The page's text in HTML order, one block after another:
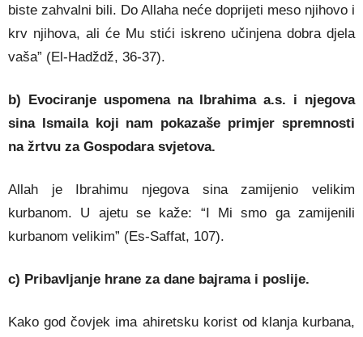
biste zahvalni bili. Do Allaha neće doprijeti meso njihovo i
krv njihova, ali će Mu stići iskreno učinjena dobra djela
vaša” (El-Hadždž, 36-37).
b) Evociranje uspomena na Ibrahima a.s. i njegova
sina Ismaila koji nam pokazaše primjer spremnosti
na žrtvu za Gospodara svjetova.
Allah je Ibrahimu njegova sina zamijenio velikim
kurbanom. U ajetu se kaže: “I Mi smo ga zamijenili
kurbanom velikim” (Es-Saffat, 107).
c) Pribavljanje hrane za dane bajrama i poslije.
Kako god čovjek ima ahiretsku korist od klanja kurbana,